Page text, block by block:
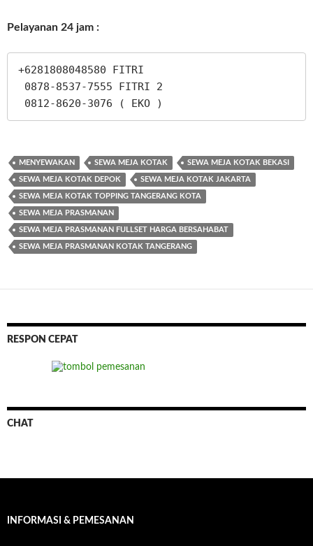
Pelayanan 24 jam :
+6281808048580 FITRI
0812-8620-3076 ( EKO )
MENYEWAKAN SEWA MEJA KOTAK SEWA MEJA KOTAK BEKASI
SEWA MEJA KOTAK DEPOK SEWA MEJA KOTAK JAKARTA
SEWA MEJA KOTAK TOPPING TANGERANG KOTA
SEWA MEJA PRASMANAN
SEWA MEJA PRASMANAN FULLSET HARGA BERSAHABAT
SEWA MEJA PRASMANAN KOTAK TANGERANG
RESPON CEPAT
CHAT
INFORMASI & PEMESANAN